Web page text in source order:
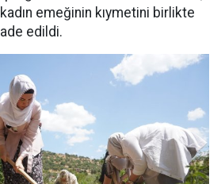
emeğinin kıymetini birlikte
edildi.